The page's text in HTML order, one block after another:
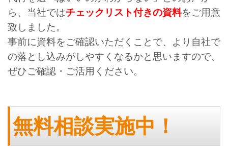
ら、当社ではチェックリスト付きの資料をご用意
致しました。
事前に資料をご確認いただくことで、より自社で
の落とし込みがしやすくなるかと思いますので、
ぜひご確認・ご活用ください。
無料相談実施中！